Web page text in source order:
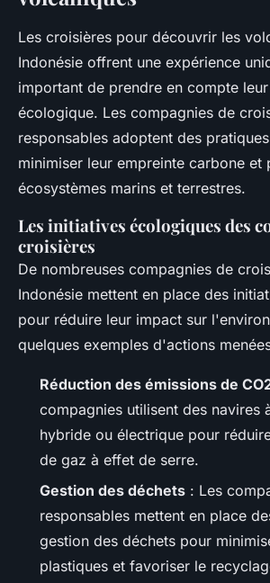
Les croisières pour découvrir les
Indonésie offrent une expérience
important de prendre en compte
écologique. Les compagnies de
responsables adoptent des
minimiser leur empreinte carbone et
écosystèmes marins et terrestres.
Les initiatives écologiques des
croisières
De nombreuses compagnies de
Indonésie mettent en place des
pour réduire leur impact sur
quelques exemples d'actions
Réduction des émissions de
compagnies utilisent des navires
hybride ou électrique pour
de gaz à effet de serre.
Gestion des déchets : Les
responsables mettent en place
gestion des déchets pour
plastiques et favoriser le